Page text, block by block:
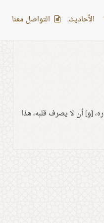
الأحادیث التواصل معنا
[و] أن لا يصرف قلبه، هذا